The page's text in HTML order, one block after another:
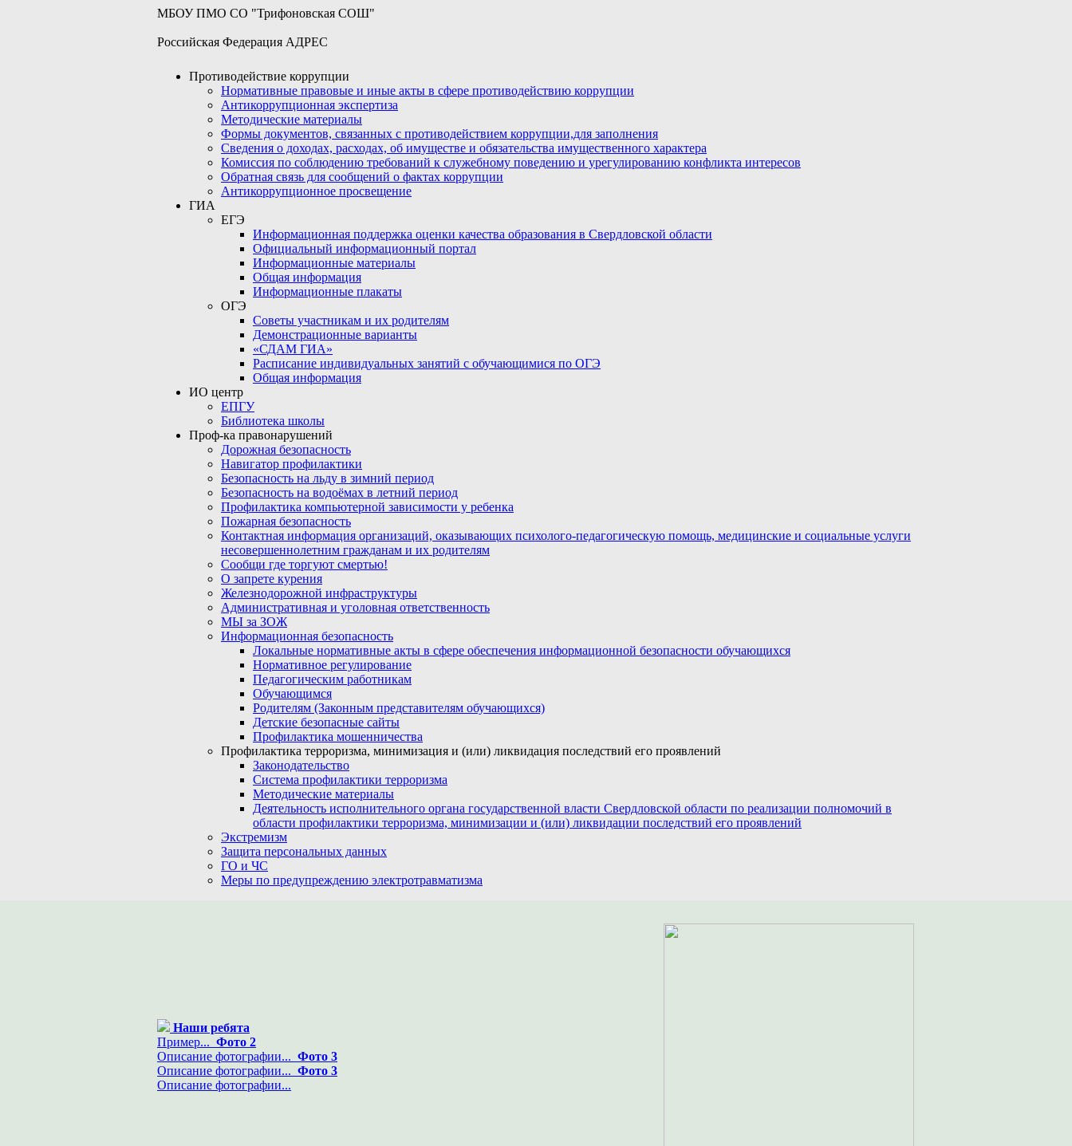
МБОУ ПМО СО "Трифоновская СОШ"
Российская Федерация АДРЕС
Противодействие коррупции
Нормативные правовые и иные акты в сфере противодействию коррупции
Антикоррупционная экспертиза
Методические материалы
Формы документов, связанных с противодействием коррупции,для заполнения
Сведения о доходах, расходах, об имуществе и обязательства имущественного характера
Комиссия по соблюдению требований к служебному поведению и урегулированию конфликта интересов
Обратная связь для сообщений о фактах коррупции
Антикоррупционное просвещение
ГИА
ЕГЭ
Информационная поддержка оценки качества образования в Свердловской области
Официальный информационный портал
Информационные материалы
Общая информация
Информационные плакаты
ОГЭ
Советы участникам и их родителям
Демонстрационные варианты
«СДАМ ГИА»
Расписание индивидуальных занятий с обучающимися по ОГЭ
Общая информация
ИО центр
ЕПГУ
Библиотека школы
Проф-ка правонарушений
Дорожная безопасность
Навигатор профилактики
Безопасность на льду в зимний период
Безопасность на водоёмах в летний период
Профилактика компьютерной зависимости у ребенка
Пожарная безопасность
Контактная информация организаций, оказывающих психолого-педагогическую помощь, медицинские и социальные услуги
несовершеннолетним гражданам и их родителям
Сообщи где торгуют смертью!
О запрете курения
Железнодорожной инфраструктуры
Административная и уголовная ответственность
МЫ за ЗОЖ
Информационная безопасность
Локальные нормативные акты в сфере обеспечения информационной безопасности обучающихся
Нормативное регулирование
Педагогическим работникам
Обучающимся
Родителям (Законным представителям обучающихся)
Детские безопасные сайты
Профилактика мошенничества
Профилактика терроризма, минимизация и (или) ликвидация последствий его проявлений
Законодательство
Система профилактики терроризма
Методические материалы
Деятельность исполнительного органа государственной власти Свердловской области по реализации полномочий в
области профилактики терроризма, минимизации и (или) ликвидации последствий его проявлений
Экстремизм
Защита персональных данных
ГО и ЧС
Меры по предупреждению электротравматизма
Наши ребята
Пример... Фото 2
Описание фотографии... Фото 3
Описание фотографии... Фото 3
Описание фотографии...